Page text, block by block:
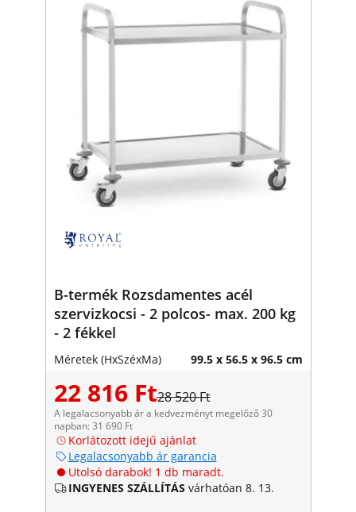
B-termék Rozsdamentes acél
szervizkocsi - 2 polcos- max. 200 kg
- 2 fékkel
Méretek (HxSzéxMa) 99.5 x 56.5 x 96.5 cm
22 816 Ft28 520 Ft
A legalacsonyabb ár a kedvezményt megelőző 30
napban: 31 690 Ft
Korlátozott idejű ajánlat
Legalacsonyabb ár garancia
Utolsó darabok! 1 db maradt.
INGYENES SZÁLLÍTÁS várhatóan 8. 13.